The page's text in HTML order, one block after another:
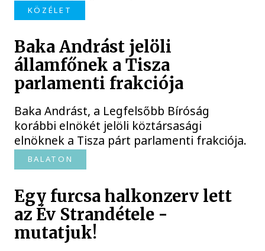
KÖZÉLET
Baka Andrást jelöli
államfőnek a Tisza
parlamenti frakciója
Baka Andrást, a Legfelsőbb Bíróság
korábbi elnökét jelöli köztársasági
elnöknek a Tisza párt parlamenti frakciója.
BALATON
Egy furcsa halkonzerv lett
az Év Strandétele -
mutatjuk!